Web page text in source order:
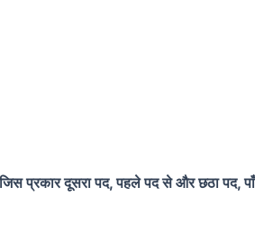
प्रकार दूसरा पद, पहले पद से और छठा